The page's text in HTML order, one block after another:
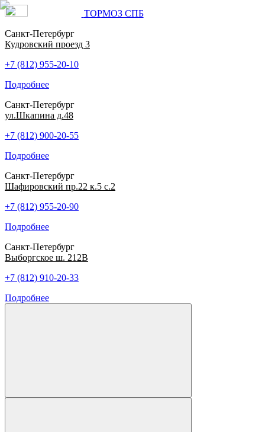
ТОРМОЗ СПБ
Санкт-Петербург
Кудровский проезд 3
+7 (812) 955-20-10
Подробнее
Санкт-Петербург
ул.Шкапина д.48
+7 (812) 900-20-55
Подробнее
Санкт-Петербург
Шафировский пр.22 к.5 с.2
+7 (812) 955-20-90
Подробнее
Санкт-Петербург
Выборгское ш. 212В
+7 (812) 910-20-33
Подробнее